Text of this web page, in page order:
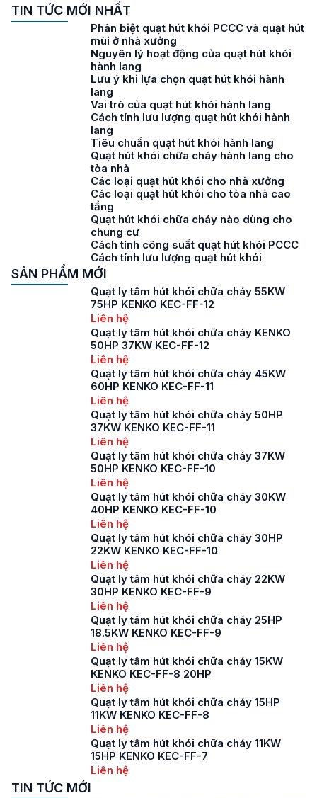
TIN TỨC MỚI NHẤT
Phân biệt quạt hút khói PCCC và quạt hút
mùi ở nhà xưởng
Nguyên lý hoạt động của quạt hút khói
hành lang
Lưu ý khi lựa chọn quạt hút khói hành
lang
Vai trò của quạt hút khói hành lang
Cách tính lưu lượng quạt hút khói hành
lang
Tiêu chuẩn quạt hút khói hành lang
Quạt hút khói chữa cháy hành lang cho
tòa nhà
Các loại quạt hút khói cho nhà xưởng
Các loại quạt hút khói cho tòa nhà cao
tầng
Quạt hút khói chữa cháy nào dùng cho
chung cư
Cách tính công suất quạt hút khói PCCC
Cách tính lưu lượng quạt hút khói
SẢN PHẨM MỚI
Quạt ly tâm hút khói chữa cháy 55KW
75HP KENKO KEC-FF-12
Liên hệ
Quạt ly tâm hút khói chữa cháy KENKO
50HP 37KW KEC-FF-12
Liên hệ
Quạt ly tâm hút khói chữa cháy 45KW
60HP KENKO KEC-FF-11
Liên hệ
Quạt ly tâm hút khói chữa cháy 50HP
37KW KENKO KEC-FF-11
Liên hệ
Quạt ly tâm hút khói chữa cháy 37KW
50HP KENKO KEC-FF-10
Liên hệ
Quạt ly tâm hút khói chữa cháy 30KW
40HP KENKO KEC-FF-10
Liên hệ
Quạt ly tâm hút khói chữa cháy 30HP
22KW KENKO KEC-FF-10
Liên hệ
Quạt ly tâm hút khói chữa cháy 22KW
30HP KENKO KEC-FF-9
Liên hệ
Quạt ly tâm hút khói chữa cháy 25HP
18.5KW KENKO KEC-FF-9
Liên hệ
Quạt ly tâm hút khói chữa cháy 15KW
KENKO KEC-FF-8 20HP
Liên hệ
Quạt ly tâm hút khói chữa cháy 15HP
11KW KENKO KEC-FF-8
Liên hệ
Quạt ly tâm hút khói chữa cháy 11KW
15HP KENKO KEC-FF-7
Liên hệ
TIN TỨC MỚI